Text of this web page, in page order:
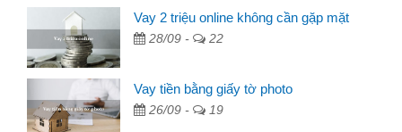
Vay 2 triệu online không cần gặp mặt
28/09 - 22
Vay tiền bằng giấy tờ photo
26/09 - 19